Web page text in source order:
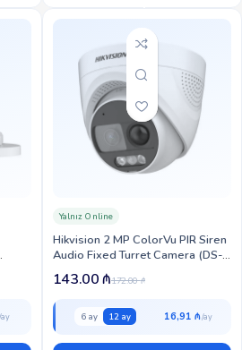
Hikvision 2 MP ColorVu PIR Siren
Audio Fixed Turret Camera (DS-
2CE72DF3T-PIRXOS)
Yalnız Online
172.00₼
143.00₼
6 ay 12 ay 16,91 ₼